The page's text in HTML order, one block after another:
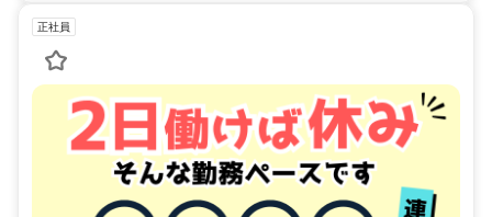
正社員